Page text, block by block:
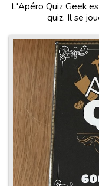
L'Apéro Quiz Geek est un jeu de duel basé sur le principe du
quiz. Il se